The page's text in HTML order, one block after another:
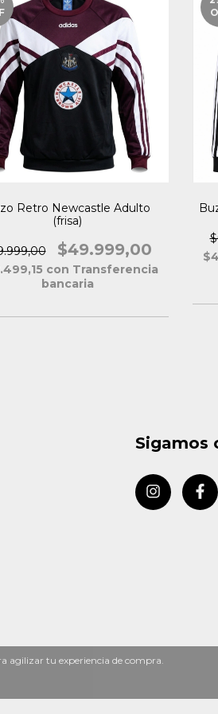
agilizar tu experiencia de compra.
Retro Newcastle Adulto
(frisa)
$49.999,00
con Transferencia
bancaria
Sigamos